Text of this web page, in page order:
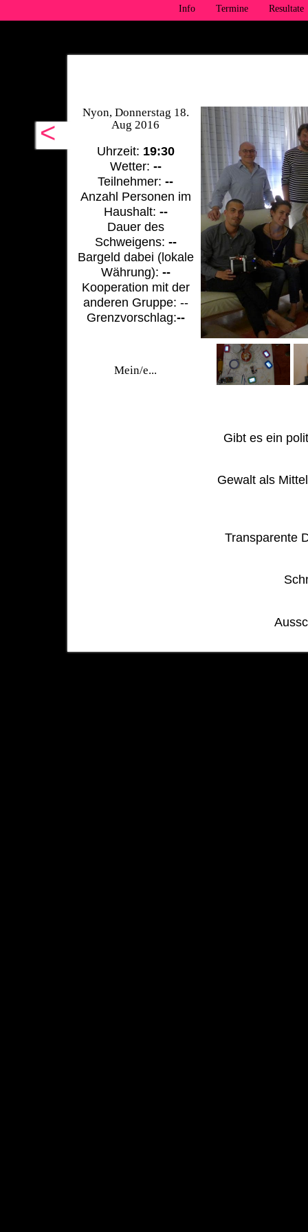
Info Termine Resultate
<
Nyon, Donnerstag 18.
Aug 2016
Uhrzeit: 19:30
Wetter: --
Teilnehmer: --
Anzahl Personen im
Haushalt: --
Dauer des
Schweigens: --
Bargeld dabei (lokale
Währung): --
Kooperation mit der
anderen Gruppe: --
Grenzvorschlag:--
Mein/e...
Gibt es ein
Gewalt als
Transparente